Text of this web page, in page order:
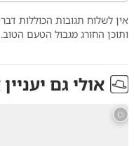
אין לשלוח תגובות הכוללות
ותוכן החורג מגבול הטעם הטוב.
אולי גם